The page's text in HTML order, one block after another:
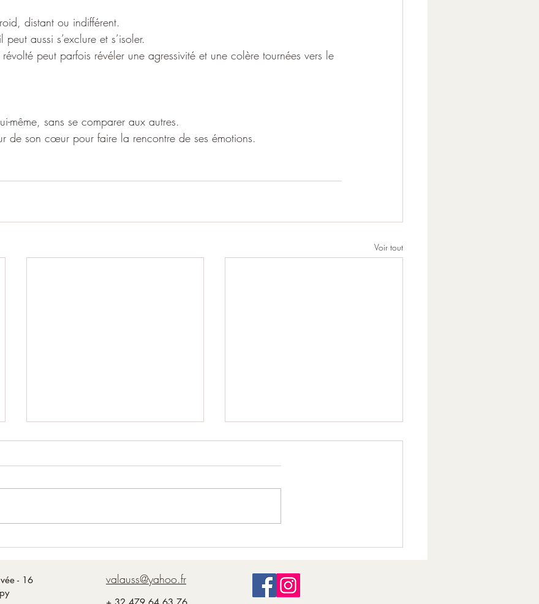
distant ou indifférent.
aussi s’exclure et s’isoler.
peut parfois révéler une agressivité et une colère tournées vers le
même, sans se comparer aux autres.
de son cœur pour faire la rencontre de ses émotions.
Voir tout
Pleine Lune du 30 juin
- 16
valauss@yahoo.fr